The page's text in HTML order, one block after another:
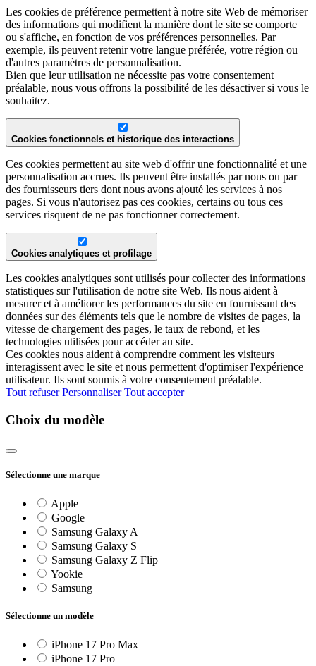
Les cookies de préférence permettent à notre site Web de mémoriser
des informations qui modifient la manière dont le site se comporte
ou s'affiche, en fonction de vos préférences personnelles. Par
exemple, ils peuvent retenir votre langue préférée, votre région ou
d'autres paramètres de personnalisation.
Bien que leur utilisation ne nécessite pas votre consentement
préalable, nous vous offrons la possibilité de les désactiver si vous le
souhaitez.
Cookies fonctionnels et historique des interactions
Ces cookies permettent au site web d'offrir une fonctionnalité et une
personnalisation accrues. Ils peuvent être installés par nous ou par
des fournisseurs tiers dont nous avons ajouté les services à nos
pages. Si vous n'autorisez pas ces cookies, certains ou tous ces
services risquent de ne pas fonctionner correctement.
Cookies analytiques et profilage
Les cookies analytiques sont utilisés pour collecter des informations
statistiques sur l'utilisation de notre site Web. Ils nous aident à
mesurer et à améliorer les performances du site en fournissant des
données sur des éléments tels que le nombre de visites de pages, la
vitesse de chargement des pages, le taux de rebond, et les
technologies utilisées pour accéder au site.
Ces cookies nous aident à comprendre comment les visiteurs
interagissent avec le site et nous permettent d'optimiser l'expérience
utilisateur. Ils sont soumis à votre consentement préalable.
Tout refuserPersonnaliserTout accepter
Choix du modèle
Sélectionne une marque
Apple
Google
Samsung Galaxy A
Samsung Galaxy S
Samsung Galaxy Z Flip
Yookie
Samsung
Sélectionne un modèle
iPhone 17 Pro Max
iPhone 17 Pro